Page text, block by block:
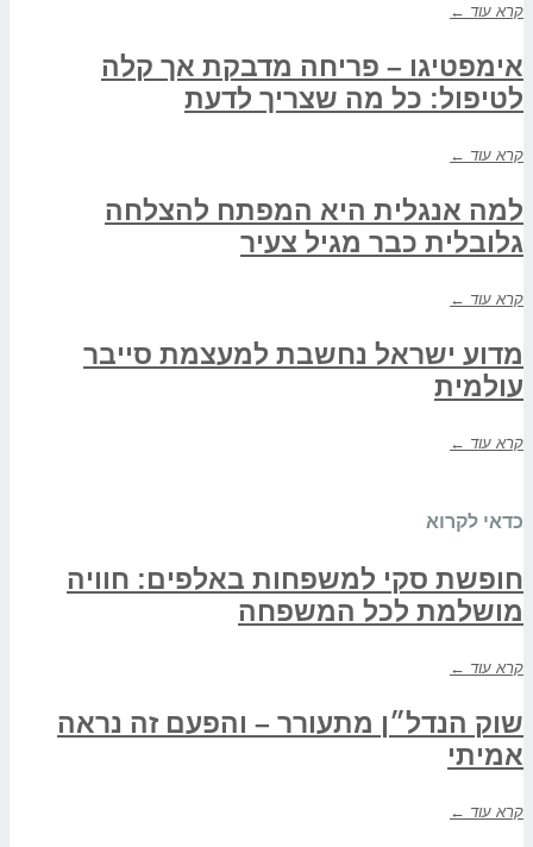
קרא עוד ←
אימפטיגו – פריחה מדבקת אך קלה
לטיפול: כל מה שצריך לדעת
קרא עוד ←
למה אנגלית היא המפתח להצלחה
גלובלית כבר מגיל צעיר
קרא עוד ←
מדוע ישראל נחשבת למעצמת סייבר
עולמית
קרא עוד ←
כדאי לקרוא
חופשת סקי למשפחות באלפים: חוויה
מושלמת לכל המשפחה
קרא עוד ←
שוק הנדל״ן מתעורר – והפעם זה נראה
אמיתי
קרא עוד ←